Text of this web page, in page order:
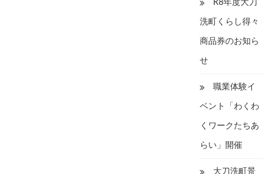
R8年度大刀
洗町くらし得々
商品券のお知ら
せ
職業体験イ
ベント「わくわ
くワークたちあ
らい」開催
大刀洗町景